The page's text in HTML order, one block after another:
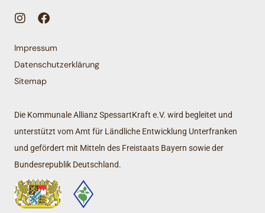
Impressum
Datenschutzerklärung
Sitemap
Die Kommunale Allianz SpessartKraft e.V. wird begleitet und
unterstützt vom Amt für Ländliche Entwicklung Unterfranken
und gefördert mit Mitteln des Freistaats Bayern sowie der
Bundesrepublik Deutschland.